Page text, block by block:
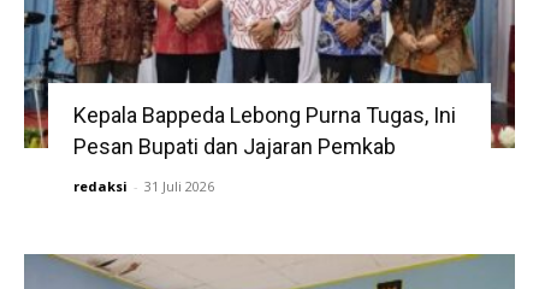
Kepala Bappeda Lebong Purna Tugas, Ini
Pesan Bupati dan Jajaran Pemkab
redaksi - 31 Juli 2026